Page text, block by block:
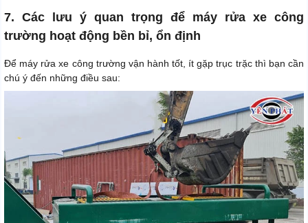
7. Các lưu ý quan trọng để máy rửa xe công
trường hoạt động bền bỉ, ổn định
Để máy rửa xe công trường vận hành tốt, ít gặp trục trặc thì bạn cần
chú ý đến những điều sau: